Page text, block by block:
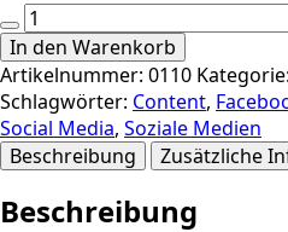
Social
Media:
Content
Premium
Menge
In den Warenkorb
Artikelnummer: 0110 Kategorie:
Schlagwörter: Content,
Social Media, Soziale Medien
Beschreibung
Zusätzliche
Beschreibung